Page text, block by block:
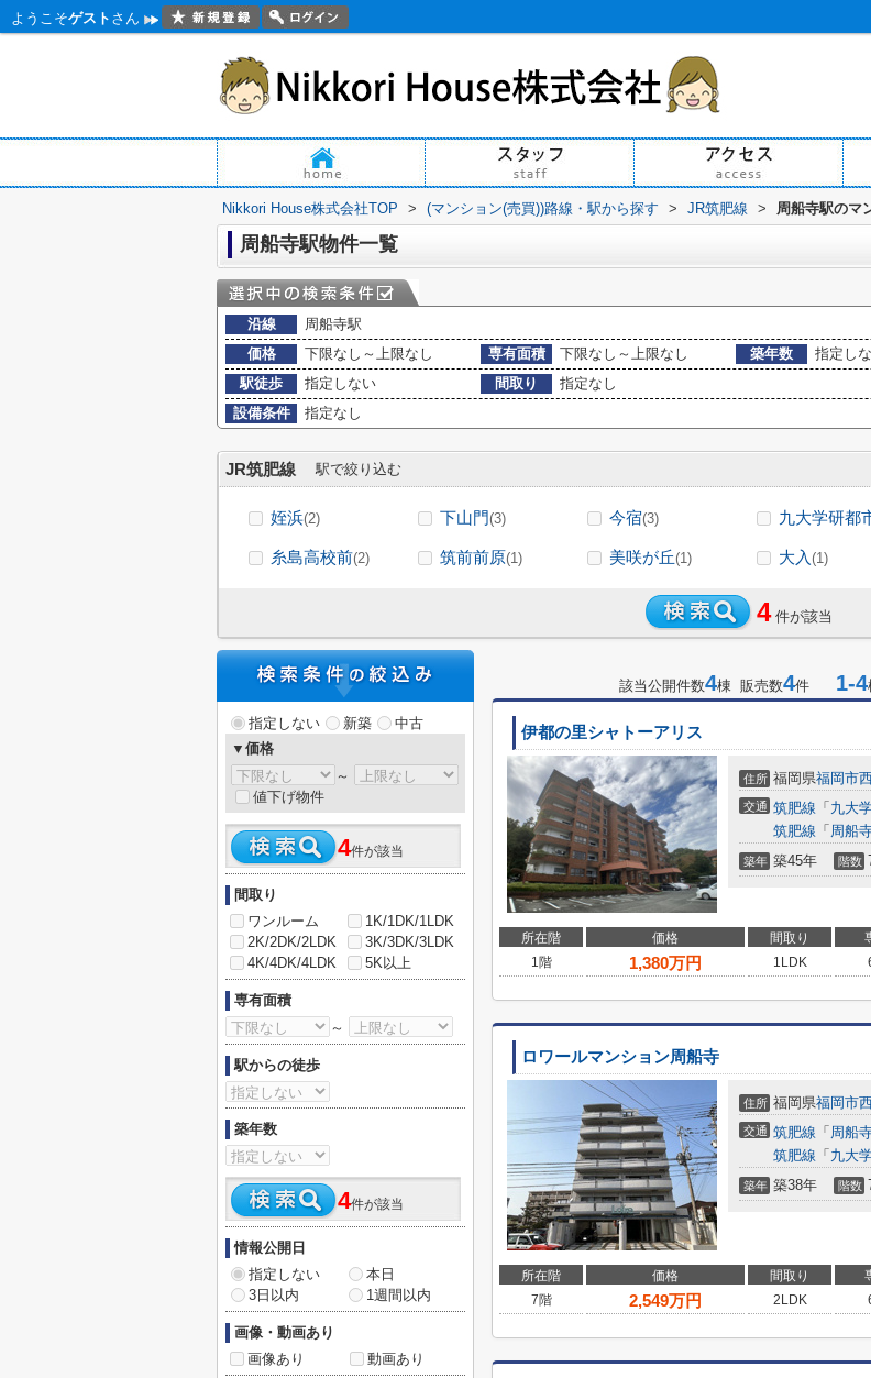
ようこそゲスト さん
Nikkori House株式会社TOP > (マンション(売買))路線・駅から探す > JR筑肥線 > 周船寺駅のマ
周船寺駅物件一覧
沿線
周船寺駅
価格
下限なし～上限なし 専有面積 下限なし～上限なし 築年数
指定し
駅徒歩
指定しない 間取り
指定なし
設備条件
指定なし
JR筑肥線 駅で絞り込む
姪浜(2) 下山門(3) 今宿(3) 九大学研都
糸島高校前(2) 筑前前原(1) 美咲が丘(1) 大入 (1)
4 件が該当
該当公開件数4棟 販売数4件 1-4
伊都の里シャトーアリス
住所 福岡県福岡市
交通 筑肥線 「 九大
筑肥線 「 周船
築年 築45年 階数
所在階 価格 間取り
1階
1,380万円 1LDK
ロワールマンション周船寺
住所 福岡県福岡市
交通 筑肥線 「 周船
筑肥線 「 九大
築年 築38年 階数
所在階 価格 間取り
7階
2,549万円 2LDK
指定しない 新築
中古
▼価格
～
値下げ物件
4件が該当
間取り
ワンルーム
1K/1DK/1LDK
2K/2DK/2LDK
3K/3DK/3LDK
4K/4DK/4LDK
5K以上
専有面積
～
駅からの徒歩
築年数
4件が該当
情報公開日
指定しない
本日
3日以内
1週間以内
画像・動画あり
画像あり
動画あり